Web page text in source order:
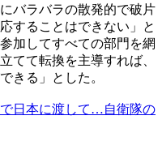
バラバラの散発的で破片
することはできない」と
加してすべての部門を網
てて転換を主導すれば、
きる」とした。
日本に渡して…自衛隊の